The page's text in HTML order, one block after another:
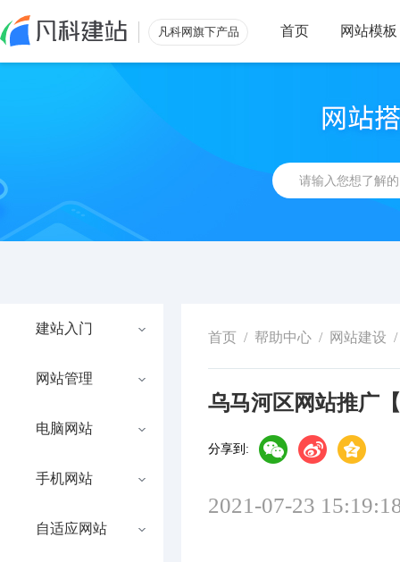
凡科网旗下产品 首页 网站模板
建站入门
网站管理
电脑网站
手机网站
自适应网站
首页 / 帮助中心 / 网站建设 /
乌马河区网站推广
分享到:
2021-07-23